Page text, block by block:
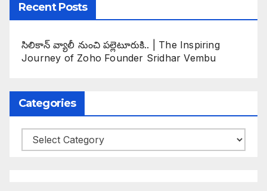
Recent Posts
సిలికాన్ వ్యాలీ నుంచి పల్లెటూరుకి.. | The Inspiring
Journey of Zoho Founder Sridhar Vembu
Categories
Categories